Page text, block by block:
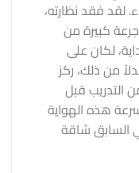
لقد فقد نظارته،
كبيرة من
لكان على
من ذلك، ركز
التدريب قبل
هذه الهواية
السابق شاقة